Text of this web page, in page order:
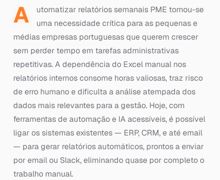
A
utomatizar relatórios semanais PME tornou-se
uma necessidade crítica para as pequenas e
médias empresas portuguesas que querem crescer
sem perder tempo em tarefas administrativas
repetitivas. A dependência do Excel manual nos
relatórios internos consome horas valiosas, traz risco
de erro humano e dificulta a análise atempada dos
dados mais relevantes para a gestão. Hoje, com
ferramentas de automação e IA acessíveis, é possível
ligar os sistemas existentes — ERP, CRM, e até email
— para gerar relatórios automáticos, prontos a enviar
por email ou Slack, eliminando quase por completo o
trabalho manual.